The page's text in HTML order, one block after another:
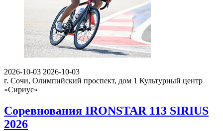
2026-10-03 2026-10-03
г. Сочи, Олимпийский проспект, дом 1 Культурный центр
«Сириус»
Соревнования IRONSTAR 113 SIRIUS
2026